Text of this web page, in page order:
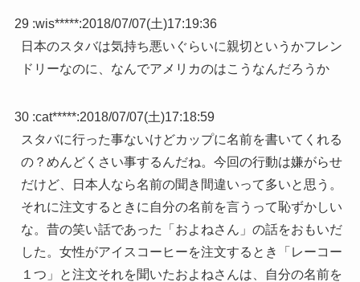
29 :wis*****:2018/07/07(土)17:19:36
日本のスタバは気持ち悪いぐらいに親切というかフレン
ドリーなのに、なんでアメリカのはこうなんだろうか
30 :cat*****:2018/07/07(土)17:18:59
スタバに行った事ないけどカップに名前を書いてくれる
の？めんどくさい事するんだね。今回の行動は嫌がらせ
だけど、日本人なら名前の聞き間違いって多いと思う。
それに注文するときに自分の名前を言うって恥ずかしい
な。昔の笑い話であった「およねさん」の話をおもいだ
した。女性がアイスコーヒーを注文するとき「レーコー
１つ」と注文それを聞いたおよねさんは、自分の名前を